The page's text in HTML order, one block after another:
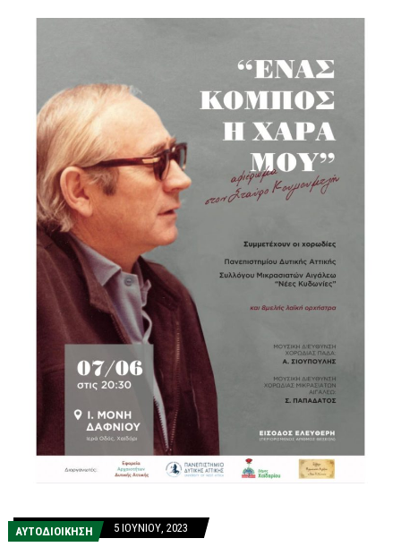
ΑΥΤΟΔΙΟΙΚΗΣΗ 5 ΙΟΥΝΊΟΥ, 2023